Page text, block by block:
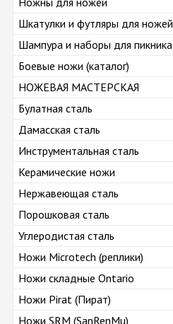
Шкатулки и футляры для ножей
Шампура и наборы для пикника
Боевые ножи (каталог)
НОЖЕВАЯ МАСТЕРСКАЯ
Булатная сталь
Дамасская сталь
Инструментальная сталь
Керамические ножи
Нержавеющая сталь
Порошковая сталь
Углеродистая сталь
Ножи Microtech (реплики)
Ножи складные Ontario
Ножи Pirat (Пират)
Ножи SRM (SanRenMu)